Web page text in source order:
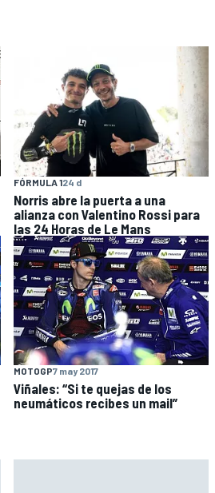
FÓRMULA 124 d
Norris abre la puerta a una
alianza con Valentino Rossi para
las 24 Horas de Le Mans
MOTOGP7 may 2017
Viñales: “Si te quejas de los
neumáticos recibes un mail”